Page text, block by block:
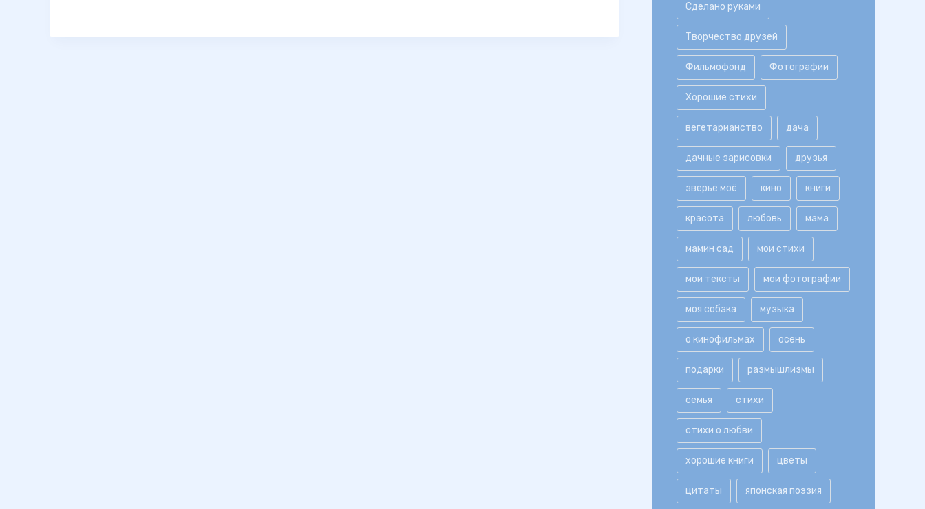
Сделано руками
Творчество друзей
Фильмофонд Фотографии
Хорошие стихи
вегетарианство дача
дачные зарисовки друзья
зверьё моё кино книги
красота любовь мама
мамин сад мои стихи
мои тексты мои фотографии
моя собака музыка
о кинофильмах осень
подарки размышлизмы
семья стихи
стихи о любви
хорошие книги цветы
цитаты японская поэзия